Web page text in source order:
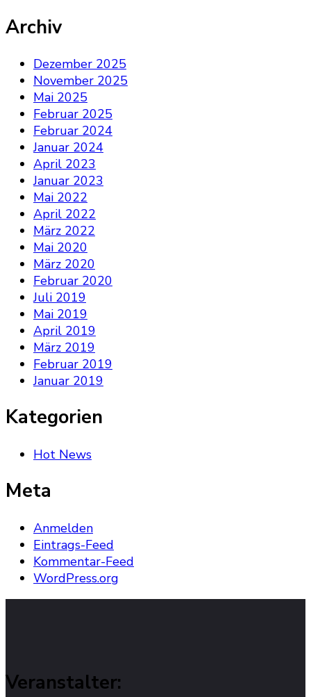
Archiv
Dezember 2025
November 2025
Mai 2025
Februar 2025
Februar 2024
Januar 2024
April 2023
Januar 2023
Mai 2022
April 2022
März 2022
Mai 2020
März 2020
Februar 2020
Juli 2019
Mai 2019
April 2019
März 2019
Februar 2019
Januar 2019
Kategorien
Hot News
Meta
Anmelden
Eintrags-Feed
Kommentar-Feed
WordPress.org
Veranstalter: